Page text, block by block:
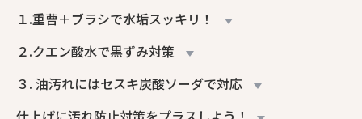
１.重曹＋ブラシで水垢スッキリ！
２.クエン酸水で黒ずみ対策
３. 油汚れにはセスキ炭酸ソーダで対応